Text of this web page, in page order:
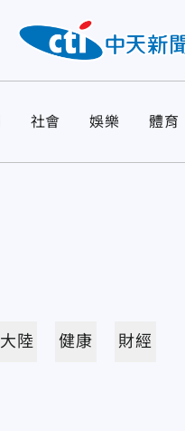
社會 娛樂 體育
大陸 健康 財經